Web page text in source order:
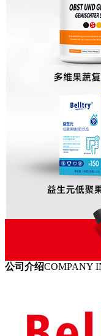
公司介绍COMPANY